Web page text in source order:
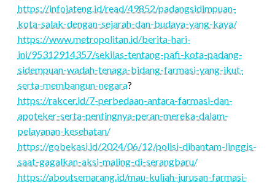
https://infojateng.id/read/49852/padangsidimpuan-
kota-salak-dengan-sejarah-dan-budaya-yang-kaya/
https://www.metropolitan.id/berita-hari-
ini/95312914357/sekilas-tentang-pafi-kota-padang-
sidempuan-wadah-tenaga-bidang-farmasi-yang-ikut-
serta-membangun-negara?
https://rakcer.id/7-perbedaan-antara-farmasi-dan-
apoteker-serta-pentingnya-peran-mereka-dalam-
pelayanan-kesehatan/
https://gobekasi.id/2024/06/12/polisi-dihantam-linggis-
saat-gagalkan-aksi-maling-di-serangbaru/
https://aboutsemarang.id/mau-kuliah-jurusan-farmasi-